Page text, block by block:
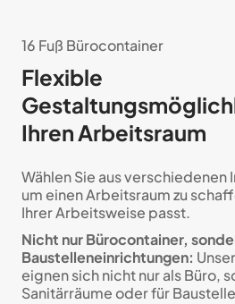
16 Fuß Bürocontainer
Flexible
Ihren Arbeitsraum
Wählen Sie aus verschiedenen
um einen Arbeitsraum zu
Ihrer Arbeitsweise passt.
Nicht nur Bürocontainer,
Baustelleneinrichtungen:
eignen sich nicht nur als Büro,
Sanitärräume oder für